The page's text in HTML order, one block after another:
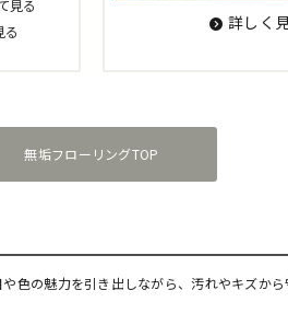
見る
る
詳しく
無垢フローリングTOP
色の魅力を引き出しながら、汚れやキズか